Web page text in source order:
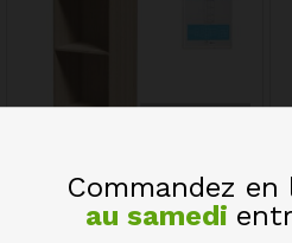
55,00€
Commandez en
au samedi